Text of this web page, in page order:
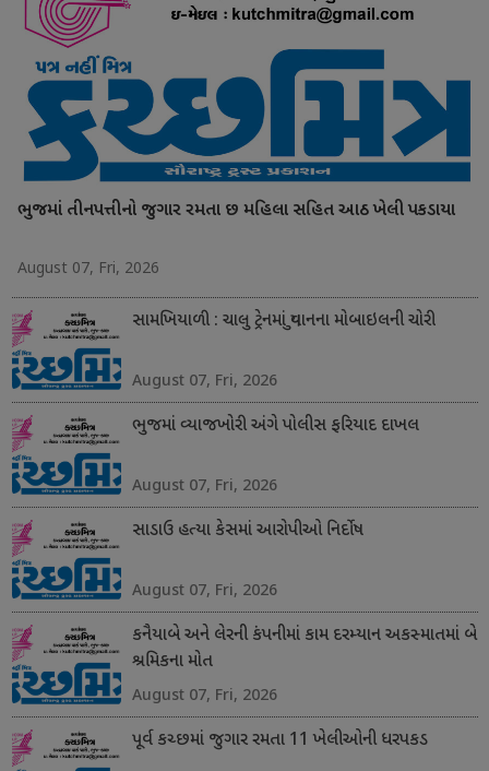
ભુજમાં તીનપત્તીનો જુગાર રમતા છ મહિલા સહિત આઠ ખેલી પકડાયા
August 07, Fri, 2026
સામખિયાળી : ચાલુ ટ્રેનમાં યુવાનના મોબાઇલની ચોરી
August 07, Fri, 2026
ભુજમાં વ્યાજખોરી અંગે પોલીસ ફરિયાદ દાખલ
August 07, Fri, 2026
સાડાઉ હત્યા કેસમાં આરોપીઓ નિર્દોષ
August 07, Fri, 2026
કનૈયાબે અને લેરની કંપનીમાં કામ દરમ્યાન અકસ્માતમાં બે
શ્રમિકના મોત
August 07, Fri, 2026
પૂર્વ કચ્છમાં જુગાર રમતા 11 ખેલીઓની ધરપકડ